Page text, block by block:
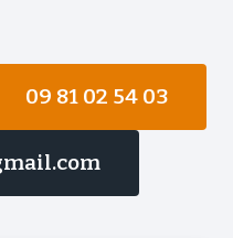
09 81 02 54 03